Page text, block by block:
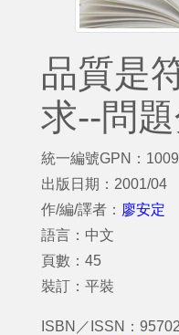
品質是
求--問
統一編號GPN：
出版日期：2001/04
作/編/譯者： 廖安定
語言：中文
頁數：45
裝訂：平裝
ISBN／ISSN：